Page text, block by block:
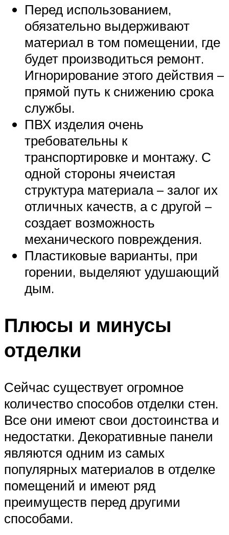
Перед использованием,
обязательно выдерживают
материал в том помещении, где
будет производиться ремонт.
Игнорирование этого действия –
прямой путь к снижению срока
службы.
ПВХ изделия очень
требовательны к
транспортировке и монтажу. С
одной стороны ячеистая
структура материала – залог их
отличных качеств, а с другой –
создает возможность
механического повреждения.
Пластиковые варианты, при
горении, выделяют удушающий
дым.
Плюсы и минусы
отделки
Сейчас существует огромное
количество способов отделки стен.
Все они имеют свои достоинства и
недостатки. Декоративные панели
являются одним из самых
популярных материалов в отделке
помещений и имеют ряд
преимуществ перед другими
способами.